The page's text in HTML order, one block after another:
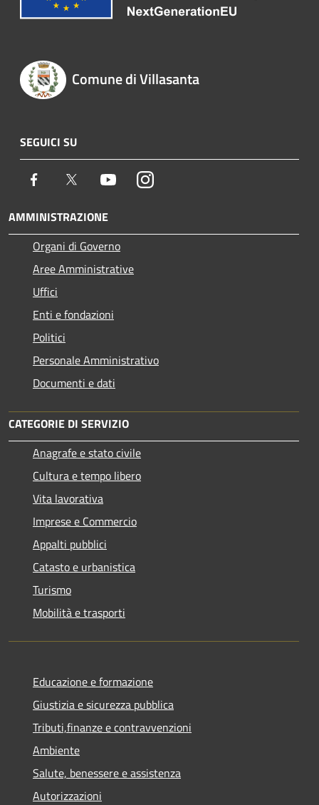
Comune di Villasanta
SEGUICI SU
Facebook Twitter YoutubeInstagram
AMMINISTRAZIONE
Organi di Governo
Aree Amministrative
Uffici
Enti e fondazioni
Politici
Personale Amministrativo
Documenti e dati
CATEGORIE DI SERVIZIO
Anagrafe e stato civile
Cultura e tempo libero
Vita lavorativa
Imprese e Commercio
Appalti pubblici
Catasto e urbanistica
Turismo
Mobilità e trasporti
Educazione e formazione
Giustizia e sicurezza pubblica
Tributi,finanze e contravvenzioni
Ambiente
Salute, benessere e assistenza
Autorizzazioni